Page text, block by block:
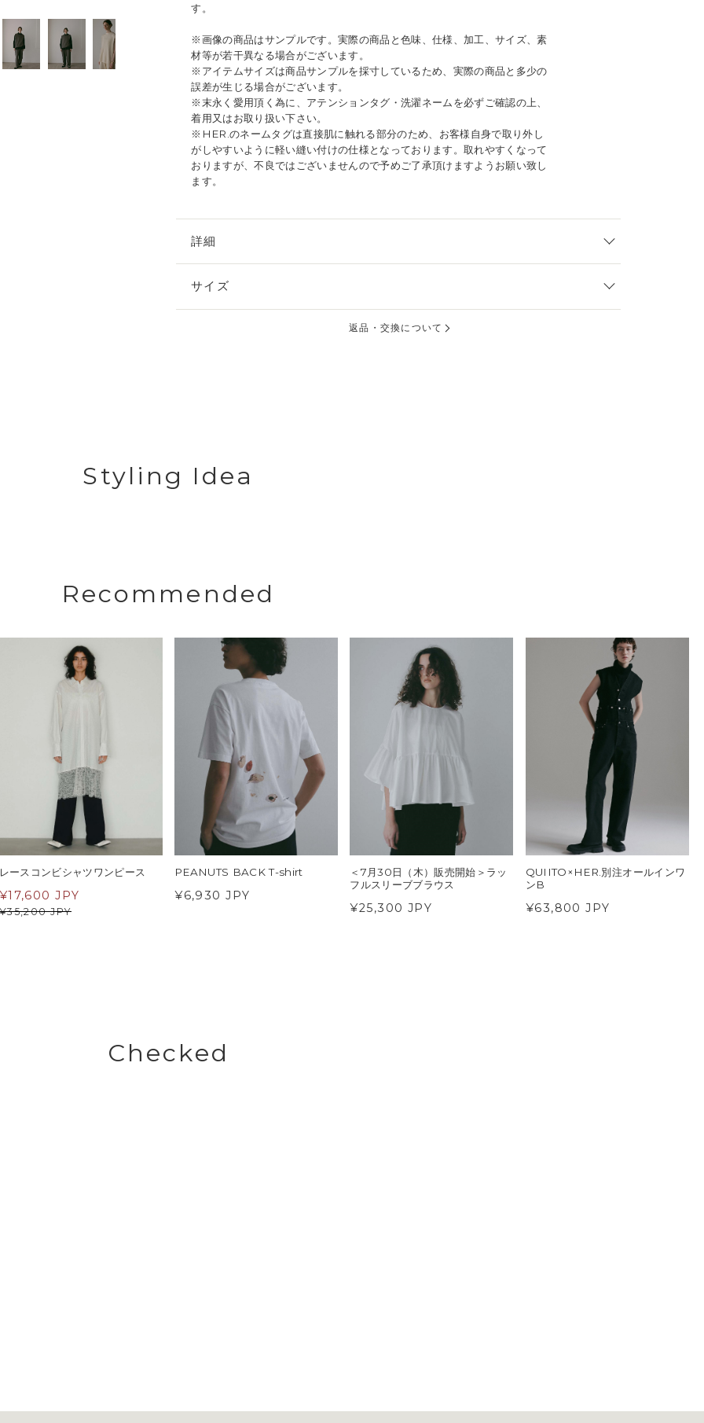
す。
※画像の商品はサンプルです。実際の商品と色味、仕様、加工、サイズ、素
材等が若干異なる場合がございます。
※アイテムサイズは商品サンプルを採寸しているため、実際の商品と多少の
誤差が生じる場合がございます。
※末永く愛用頂く為に、アテンションタグ・洗濯ネームを必ずご確認の上、
着用又はお取り扱い下さい。
※HER.のネームタグは直接肌に触れる部分のため、お客様自身で取り外し
がしやすいように軽い縫い付けの仕様となっております。取れやすくなって
おりますが、不良ではございませんので予めご了承頂けますようお願い致し
ます。
詳細
サイズ
返品・交換について
Styling Idea
Recommended
ースコンビシャツワンピース
35,200 JPY
17,600 JPY
PEANUTS BACK T-shirt
¥6,930 JPY
＜7月30日（木）販売開始＞ラッ
フルスリーブブラウス
¥25,300 JPY
QUIITO×HER.別注オールインワ
ンB
¥63,800 JPY
Checked